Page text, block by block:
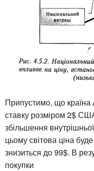
Припустимо, що країна
ставку розміром 2$
збільшення
цьому світова ціна
знизиться до 99$. В
покупки